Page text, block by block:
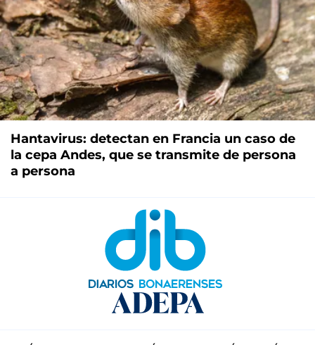
Hantavirus: detectan en Francia un caso de
la cepa Andes, que se transmite de persona
a persona